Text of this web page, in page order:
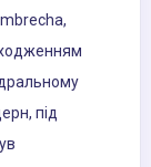
під